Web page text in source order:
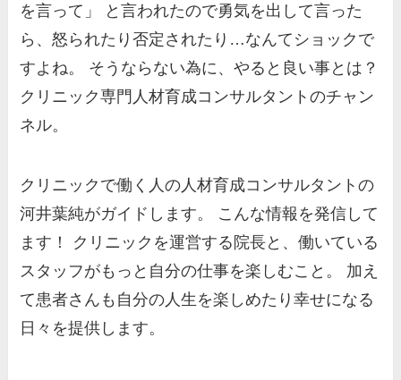
を言って」 と言われたので勇気を出して言った
ら、怒られたり否定されたり…なんてショックで
すよね。 そうならない為に、やると良い事とは？
クリニック専門人材育成コンサルタントのチャン
ネル。
クリニックで働く人の人材育成コンサルタントの
河井葉純がガイドします。 こんな情報を発信して
ます！ クリニックを運営する院長と、働いている
スタッフがもっと自分の仕事を楽しむこと。 加え
て患者さんも自分の人生を楽しめたり幸せになる
日々を提供します。